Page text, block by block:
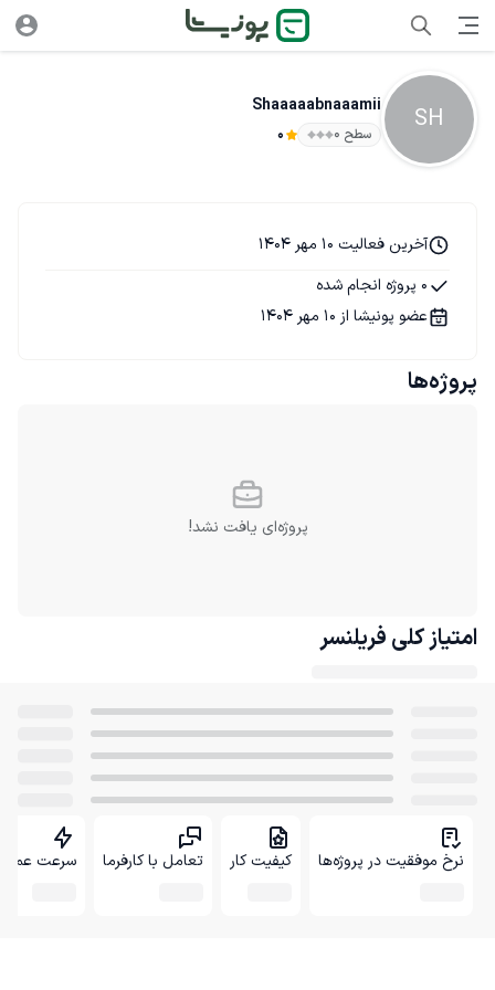
SH
Shaaaaabnaaamii
سطح ۰ 0
آخرین فعالیت 10 مهر 1404
0 پروژه انجام شده
عضو پونیشا از 10 مهر 1404
پروژه‌ها
پروژه‌ای یافت نشد!
امتیاز کلی فریلنسر
نرخ موفقیت در پروژه‌ها کیفیت کار تعامل با کارفرما سرعت عمل